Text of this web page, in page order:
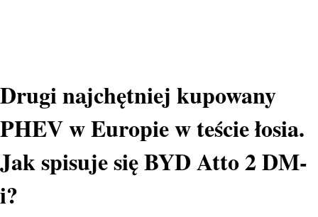
Drugi najchętniej kupowany
PHEV w Europie w teście łosia.
Jak spisuje się BYD Atto 2 DM-
i?